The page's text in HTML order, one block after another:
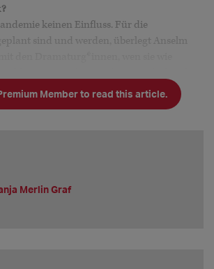
keinen Einfluss. Für die
sind und werden, überlegt Anselm
wird, desto früher wissen wir auch von
der Regie und können diese frühzeitig
Member to read this article.
Merlin Graf